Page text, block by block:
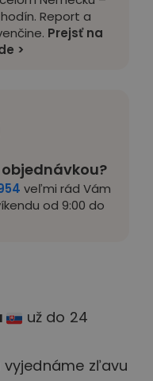
veľmi rád Vám
od 9:00 do
už do 24
zľavu
Report a
Prejsť na
>